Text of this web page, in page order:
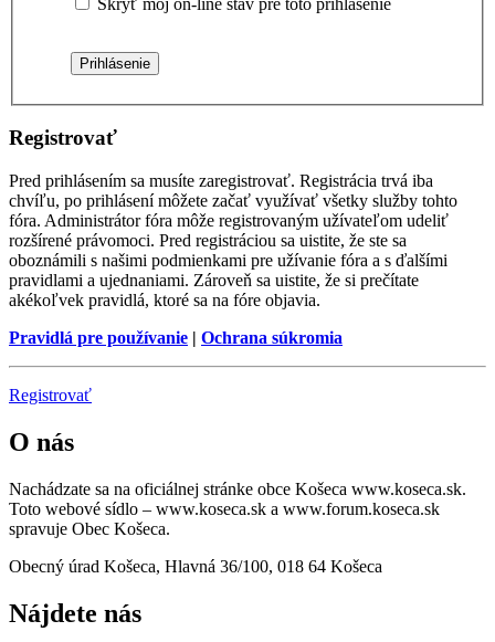
Registrovať
Pred prihlásením sa musíte zaregistrovať. Registrácia trvá iba
chvíľu, po prihlásení môžete začať využívať všetky služby tohto
fóra. Administrátor fóra môže registrovaným užívateľom udeliť
rozšírené právomoci. Pred registráciou sa uistite, že ste sa
oboznámili s našimi podmienkami pre užívanie fóra a s ďalšími
pravidlami a ujednaniami. Zároveň sa uistite, že si prečítate
akékoľvek pravidlá, ktoré sa na fóre objavia.
Pravidlá pre používanie | Ochrana súkromia
Registrovať
O nás
Nachádzate sa na oficiálnej stránke obce Košeca www.koseca.sk.
Toto webové sídlo – www.koseca.sk a www.forum.koseca.sk
spravuje Obec Košeca.
Obecný úrad Košeca, Hlavná 36/100, 018 64 Košeca
Nájdete nás